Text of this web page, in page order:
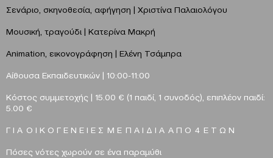
Σενάριο, σκηνοθεσία, αφήγηση | Χριστίνα Παλαιολόγου
Μουσική, τραγούδι | Κατερίνα Μακρή
Animation, εικονογράφηση | Ελένη Τσάμπρα
Αίθουσα Εκπαιδευτικών | 10:00-11:00
Κόστος συμμετοχής | 15.00 € (1 παιδί, 1 συνοδός), επιπλέον παιδί:
5.00 €
Γ Ι Α Ο Ι Κ Ο Γ Ε Ν Ε Ι Ε Σ Μ Ε Π Α Ι Δ Ι Α Α Π Ο 4 Ε Τ Ω Ν
Πόσες νότες χωρούν σε ένα παραμύθι